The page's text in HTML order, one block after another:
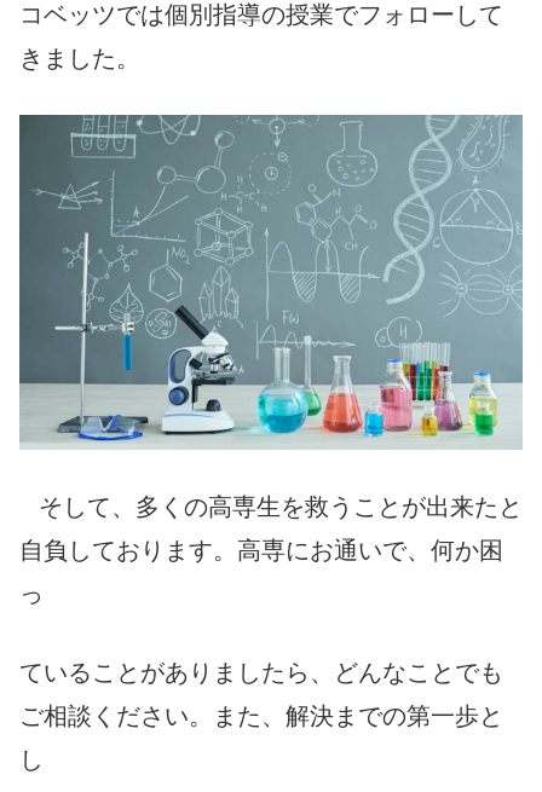
コベッツでは個別指導の授業でフォローして
きました。
そして、多くの高専生を救うことが出来たと
自負しております。 高専にお通いで、何か困
っ
ていることがありましたら、どんなことでも
ご相談ください。また、解決までの第一歩と
し